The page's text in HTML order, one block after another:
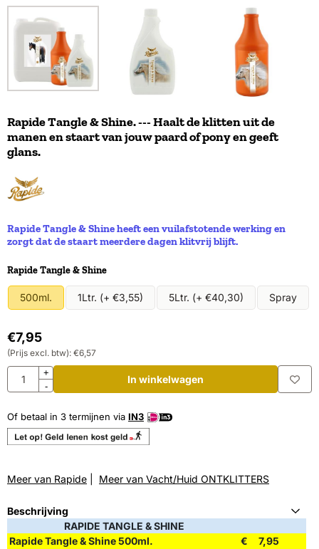
Rapide Tangle & Shine. --- Haalt de klitten uit de
manen en staart van jouw paard of pony en geeft
glans.
Rapide Tangle & Shine heeft een vuilafstotende werking en
zorgt dat de staart meerdere dagen klitvrij blijft.
Maak een keuze voor
Rapide Tangle & Shine
500ml. 1Ltr. (+ €3,55) 5Ltr. (+ €40,30) Spray
€7,95
(Prijs excl. btw): €6,57
Aantal
+
-
In winkelwagen
Of betaal in 3 termijnen via IN3
Meer van Rapide Meer van Vacht/Huid ONTKLITTERS
Beschrijving
RAPIDE TANGLE & SHINE
Rapide Tangle & Shine 500ml.
€ 7,95